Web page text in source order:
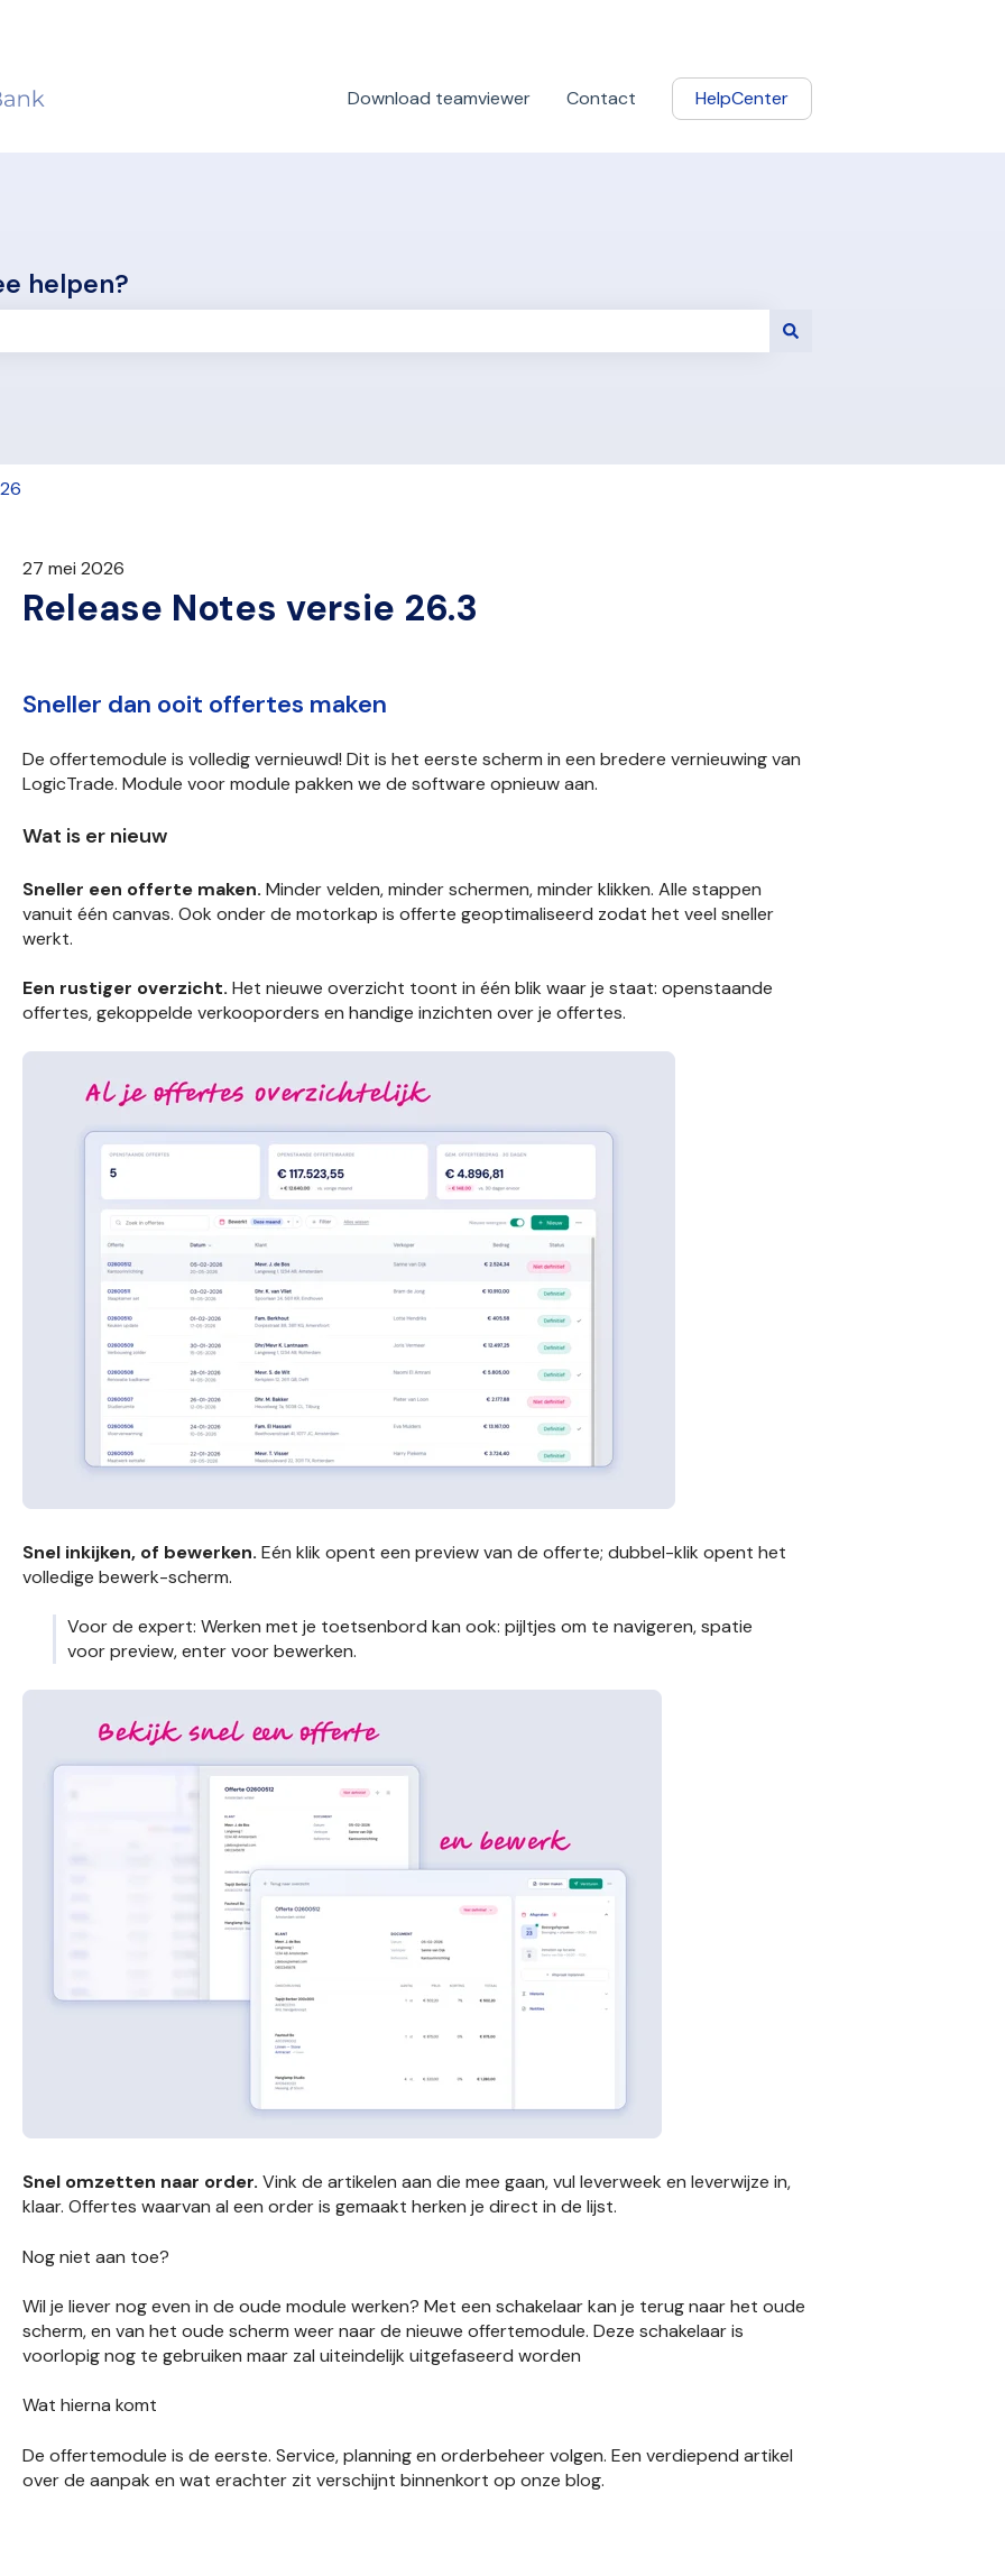
Download teamviewer Contact HelpCenter
helpen?
27 mei 2026
Release Notes versie 26.3
Sneller dan ooit offertes maken
De offertemodule is volledig vernieuwd! Dit is het eerste scherm in een bredere vernieuwing van
LogicTrade. Module voor module pakken we de software opnieuw aan.
Wat is er nieuw
Sneller een offerte maken. Minder velden, minder schermen, minder klikken. Alle stappen
vanuit één canvas. Ook onder de motorkap is offerte geoptimaliseerd zodat het veel sneller
werkt.
Een rustiger overzicht. Het nieuwe overzicht toont in één blik waar je staat: openstaande
offertes, gekoppelde verkooporders en handige inzichten over je offertes.
Snel inkijken, of bewerken. Eén klik opent een preview van de offerte; dubbel-klik opent het
volledige bewerk-scherm.
Voor de expert: Werken met je toetsenbord kan ook: pijltjes om te navigeren, spatie
voor preview, enter voor bewerken.
Snel omzetten naar order. Vink de artikelen aan die mee gaan, vul leverweek en leverwijze in,
klaar. Offertes waarvan al een order is gemaakt herken je direct in de lijst.
Nog niet aan toe?
Wil je liever nog even in de oude module werken? Met een schakelaar kan je terug naar het oude
scherm, en van het oude scherm weer naar de nieuwe offertemodule. Deze schakelaar is
voorlopig nog te gebruiken maar zal uiteindelijk uitgefaseerd worden
Wat hierna komt
De offertemodule is de eerste. Service, planning en orderbeheer volgen. Een verdiepend artikel
over de aanpak en wat erachter zit verschijnt binnenkort op onze blog.